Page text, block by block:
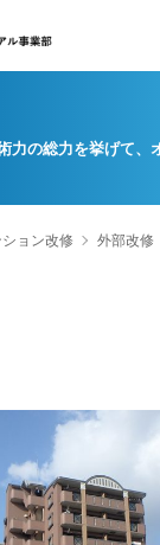
力の総力を挙げて、
ション改修 外部改修